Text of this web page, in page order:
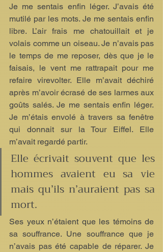
Je me sentais enfin léger. J’avais été
mutilé par les mots. Je me sentais enfin
libre. L’air frais me chatouillait et je
volais comme un oiseau. Je n’avais pas
le temps de me reposer, dès que je le
faisais, le vent me rattrapait pour me
refaire virevolter. Elle m’avait déchiré
après m’avoir écrasé de ses larmes aux
goûts salés. Je me sentais enfin léger.
Je m’étais envolé à travers sa fenêtre
qui donnait sur la Tour Eiffel. Elle
m’avait regardé partir.
Elle écrivait souvent que les
hommes avaient eu sa vie
mais qu’ils n’auraient pas sa
mort.
Ses yeux n’étaient que les témoins de
sa souffrance. Une souffrance que je
n’avais pas été capable de réparer. Je